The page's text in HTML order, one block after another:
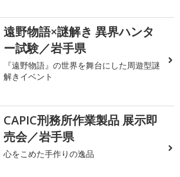
遠野物語×謎解き 異界ハンタ
ー試験／岩手県
『遠野物語』の世界を舞台にした周遊型謎
解きイベント
CAPIC刑務所作業製品 展示即
売会／岩手県
心をこめた手作りの逸品